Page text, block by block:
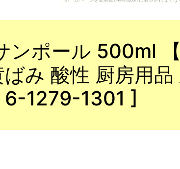
ポール 500ml
み 酸性 厨房用品
1279-1301 ]